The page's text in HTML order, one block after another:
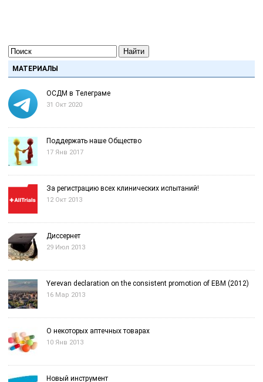
Найти
МАТЕРИАЛЫ
ОСДМ в Телеграме
31 Окт 2020
Поддержать наше Общество
17 Янв 2017
За регистрацию всех клинических испытаний!
12 Окт 2013
Диссернет
29 Июл 2013
Yerevan declaration on the consistent promotion of EBM (2012)
16 Мар 2013
О некоторых аптечных товарах
10 Янв 2013
Новый инструмент